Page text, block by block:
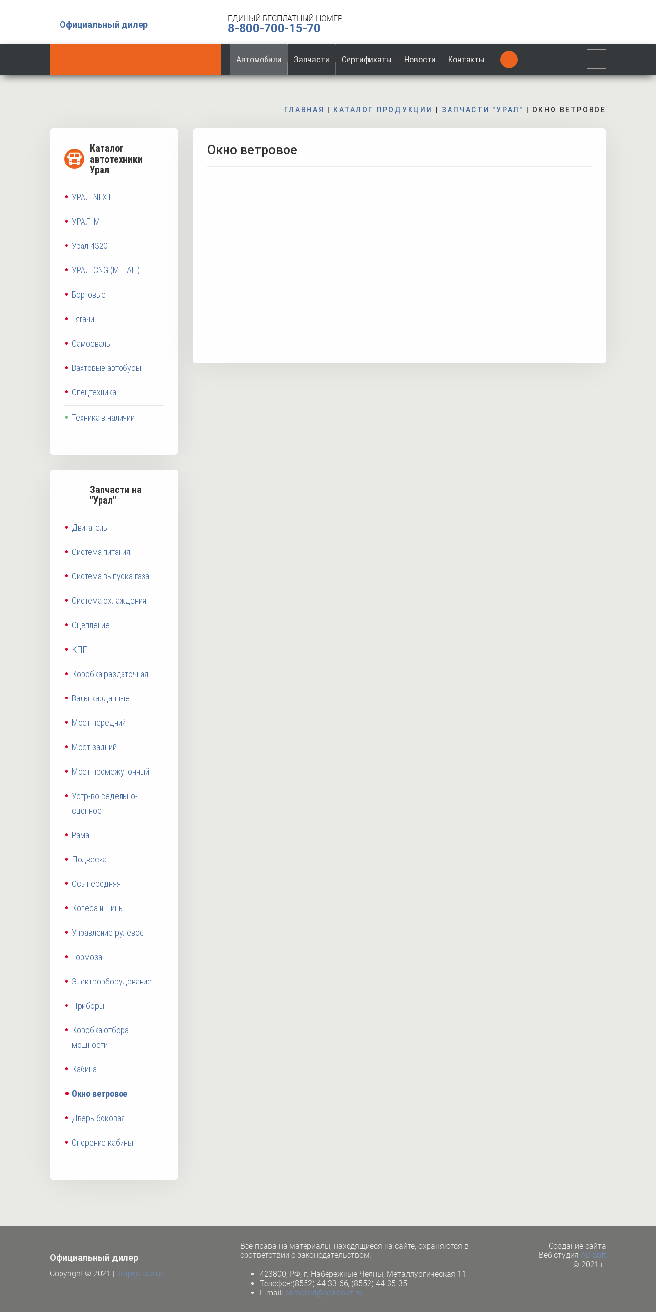
Официальный дилер
ЕДИНЫЙ БЕСПЛАТНЫЙ НОМЕР
8-800-700-15-70
Автомобили Запчасти Сертификаты Новости Контакты
ГЛАВНАЯ КАТАЛОГ ПРОДУКЦИИ ЗАПЧАСТИ "УРАЛ" ОКНО ВЕТРОВОЕ
Каталог
автотехники
Урал
УРАЛ NEXT
УРАЛ-М
Урал 4320
УРАЛ CNG (МЕТАН)
Бортовые
Тягачи
Самосвалы
Вахтовые автобусы
Спецтехника
Техника в наличии
Запчасти на
"Урал"
Двигатель
Система питания
Система выпуска газа
Система охлаждения
Сцепление
КПП
Коробка раздаточная
Валы карданные
Мост передний
Мост задний
Мост промежуточный
Устр-во седельно-
сцепное
Рама
Подвеска
Ось передняя
Колеса и шины
Управление рулевое
Тормоза
Электрооборудование
Приборы
Коробка отбора
мощности
Кабина
Окно ветровое
Дверь боковая
Оперение кабины
Окно ветровое
Официальный дилер
Copyright © 2021 | Карта сайта
Все права на материалы, находящиеся на сайте, охраняются в
соответствии с законодательством.
423800, РФ, г. Набережные Челны, Металлургическая 11
Телефон:(8552) 44-33-66, (8552) 44-35-35.
E-mail: complekt@apksouz.ru
Cоздание сайта
Веб студия AD Soft
© 2021 г.